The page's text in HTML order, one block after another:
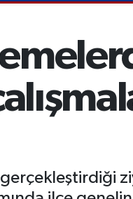
gerçekleştirdiği